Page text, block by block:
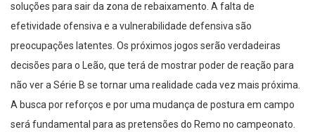
soluções para sair da zona de rebaixamento. A falta de
efetividade ofensiva e a vulnerabilidade defensiva são
preocupações latentes. Os próximos jogos serão verdadeiras
decisões para o Leão, que terá de mostrar poder de reação para
não ver a Série B se tornar uma realidade cada vez mais próxima.
A busca por reforços e por uma mudança de postura em campo
será fundamental para as pretensões do Remo no campeonato.